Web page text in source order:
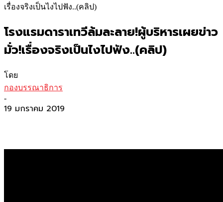
เรื่องจริงเป็นไงไปฟัง..(คลิป)
โรงแรมดาราเทวีล้มละลาย!ผู้บริหารเผยข่าว
มั่ว!เรื่องจริงเป็นไงไปฟัง..(คลิป)
โดย
กองบรรณาธิการ
-
19 มกราคม 2019